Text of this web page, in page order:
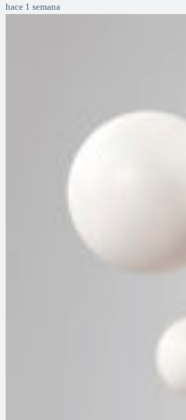
hace 1 semana